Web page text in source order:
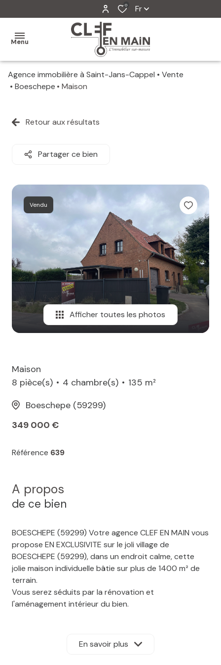
0 Fr
Menu
MON
MES
MES
ALERTE
MAIL
Agence immobilière à Saint-Jans-Cappel
Vente
Boeschepe
Maison
Retour aux résultats
Partager ce bien
Vendu
Afficher toutes les photos
Maison
8 pièce(s)
4 chambre(s)
135 m²
Boeschepe (59299)
349 000 €
Référence 639
A propos
de ce bien
BOESCHEPE (59299) Votre agence CLEF EN MAIN vous
propose EN EXCLUSIVITE sur le joli village de
BOESCHEPE (59299), dans un endroit calme, cette
jolie maison individuelle bâtie sur plus de 1400 m² de
terrain.
Vous serez séduits par la rénovation et
l'aménagement intérieur du bien.
sur une cuisine équipée, un WC et une grande
En savoir plus